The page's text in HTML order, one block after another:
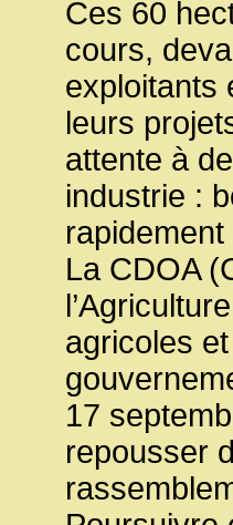
Ces 60
cours,
exploitants
leurs
attente à
industrie :
La CDOA
agricoles
17
repousser